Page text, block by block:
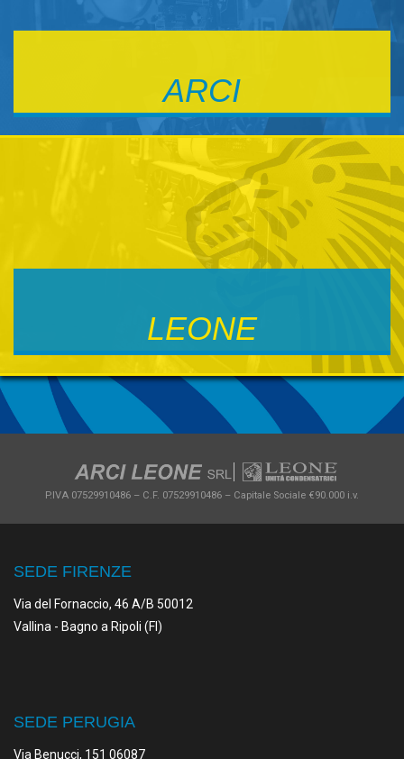
ARCI
SEZIONE DISTRIBUZIONE
VEDI
LEONE
SEZIONE PRODUZIONE
VEDI
P.IVA 07529910486 – C.F. 07529910486 – Capitale Sociale €90.000 i.v.
SEDE FIRENZE
Via del Fornaccio, 46 A/B 50012
Vallina - Bagno a Ripoli (FI)
SEDE PERUGIA
Via Benucci, 151 06087